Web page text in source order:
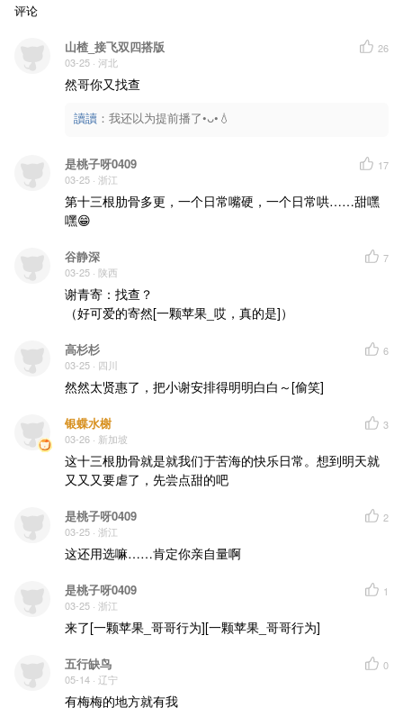
评论
山楂_接飞双四搭版
03-25 · 河北
26
然哥你又找查
讀讀 ： 我还以为提前播了•ᴗ•💧
是桃子呀0409
03-25 · 浙江
17
第十三根肋骨多更，一个日常嘴硬，一个日常哄……甜嘿
嘿😁
谷静深
03-25 · 陕西
7
谢青寄：找查？
（好可爱的寄然[一颗苹果_哎，真的是]）
高杉杉
03-25 · 四川
6
然然太贤惠了，把小谢安排得明明白白～[偷笑]
银蝶水榭
03-26 · 新加坡
3
这十三根肋骨就是就我们于苦海的快乐日常。想到明天就
又又又要虐了，先尝点甜的吧
是桃子呀0409
03-25 · 浙江
2
这还用选嘛……肯定你亲自量啊
是桃子呀0409
03-25 · 浙江
1
来了[一颗苹果_哥哥行为][一颗苹果_哥哥行为]
五行缺鸟
05-14 · 辽宁
0
有梅梅的地方就有我